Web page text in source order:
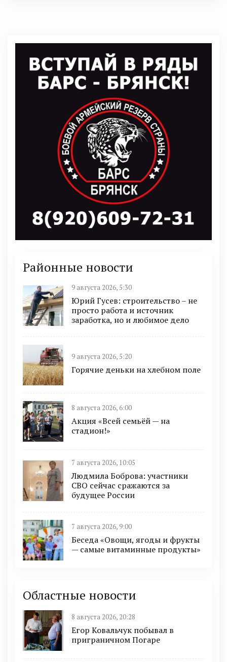
Районные новости
9 августа 2026, 5:30
Юрий Гусев: строительство – не
просто работа и источник
заработка, но и любимое дело
9 августа 2026, 5:20
Горячие деньки на хлебном поле
8 августа 2026, 6:00
Акция «Всей семьёй — на
стадион!»
7 августа 2026, 10:05
Людмила Боброва: участники
СВО сейчас сражаются за
будущее России
7 августа 2026, 9:00
Беседа «Овощи, ягоды и фрукты
— самые витаминные продукты»
Областные новости
8 августа 2026, 20:28
Егор Ковальчук побывал в
приграничном Погаре